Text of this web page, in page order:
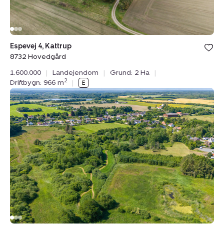
Bolig er
under
Espevej 4, Kattrup
8732 Hovedgård
1.600.000
| Landejendom | Grund: 2 Ha
|
Driftbygn: 966 m2 |
Landejendom:
Stenvad
Bygade
17,
Stenvad,
8586
Ørum
Djurs